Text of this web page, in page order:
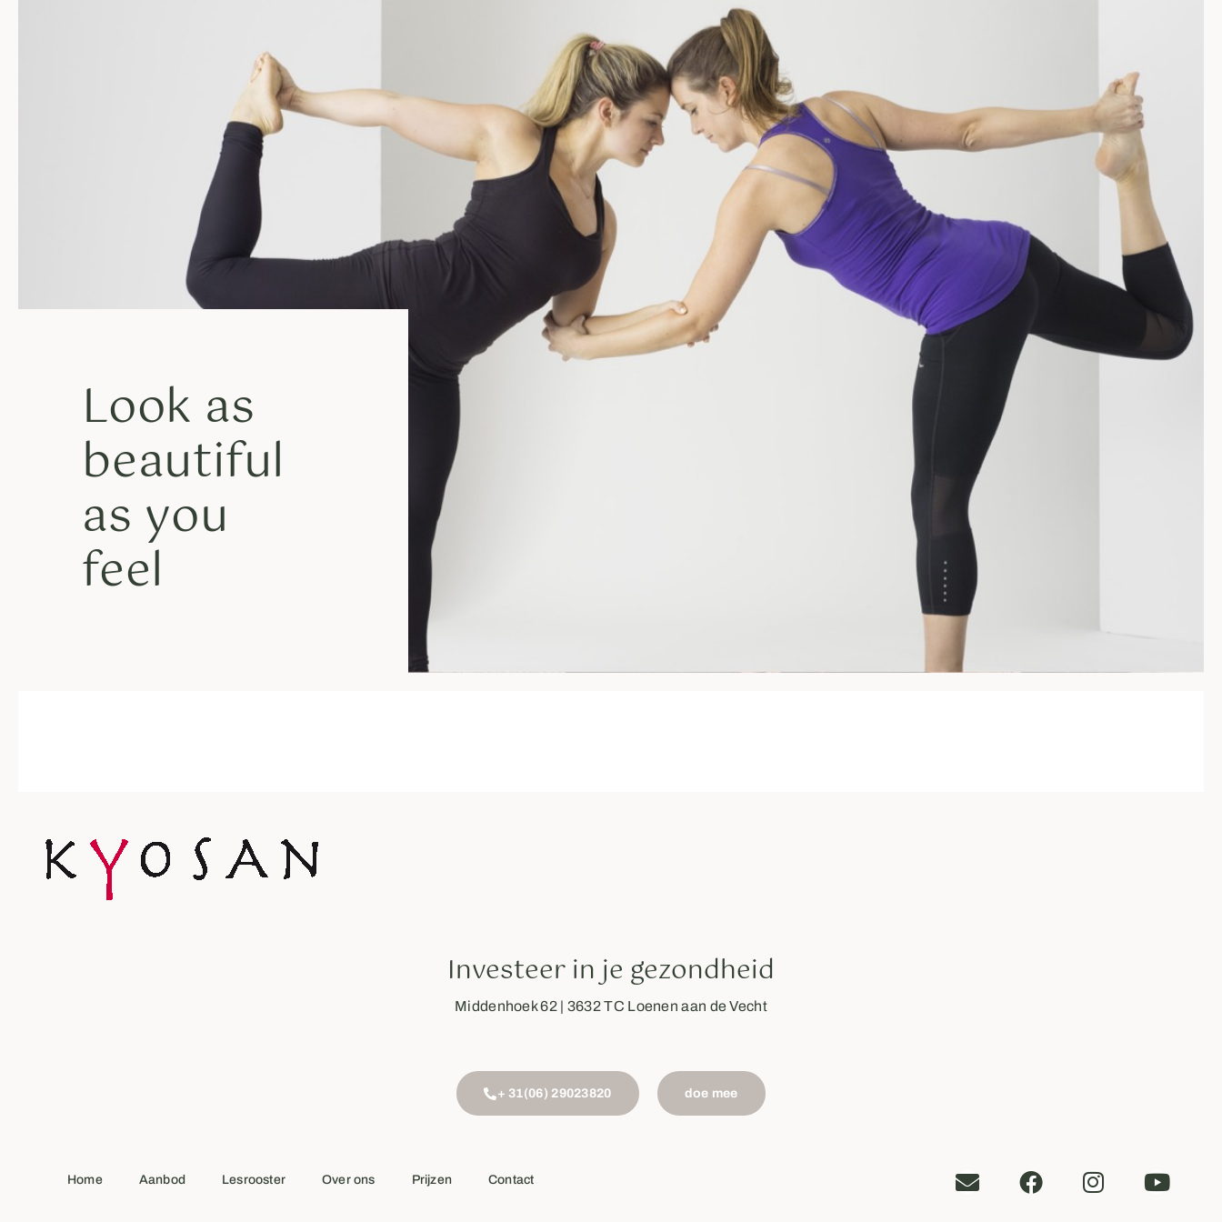
Look as
beautiful
as you
feel
Investeer in je gezondheid
Middenhoek 62 | 3632 TC Loenen aan de Vecht
+ 31(06) 29023820 doe mee
Home Aanbod Lesrooster Over ons Prijzen Contact